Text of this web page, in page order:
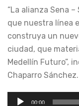
“La alianza Sena
que nuestra línea
construya un
ciudad, que
Medellín Futuro”,
Chaparro Sánchez.
Reproductor
00:00